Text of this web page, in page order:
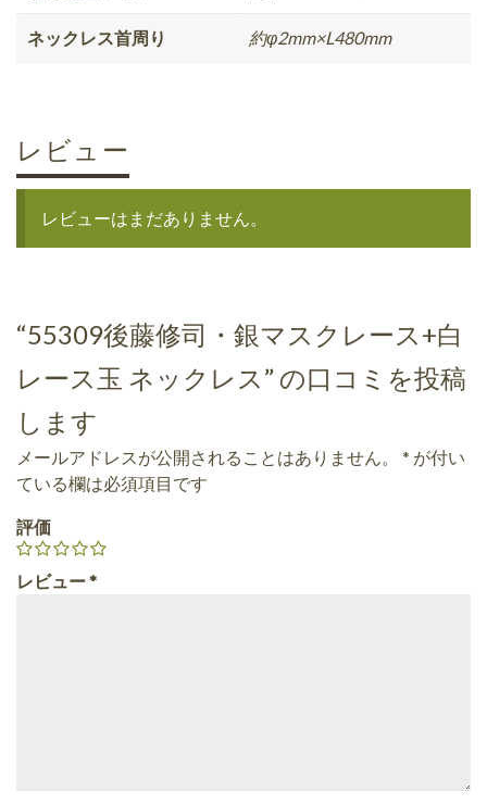
ネックレス首周り 約φ2mm×L480mm
レビュー
レビューはまだありません。
“55309後藤修司・銀マスクレース+白
レース玉 ネックレス” の口コミを投稿
します
メールアドレスが公開されることはありません。 * が付い
ている欄は必須項目です
評価
レビュー*